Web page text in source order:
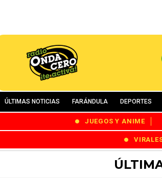
ÚLTIMAS NOTICIAS FARÁNDULA DEPORTES
JUEGOS Y ANIME